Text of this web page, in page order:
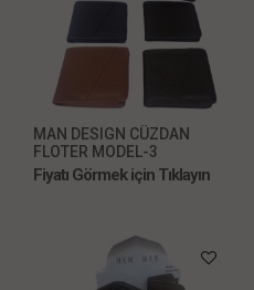
MAN DESIGN CÜZDAN
FLOTER MODEL-3
Fiyatı Görmek için Tıklayın